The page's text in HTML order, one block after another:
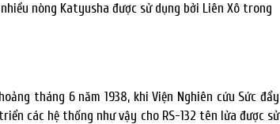
nòng Katyusha được sử dụng bởi Liên Xô trong
tháng 6 năm 1938, khi Viện Nghiên cứu Sức đẩy
các hệ thống như vậy cho RS-132 tên lửa được sử